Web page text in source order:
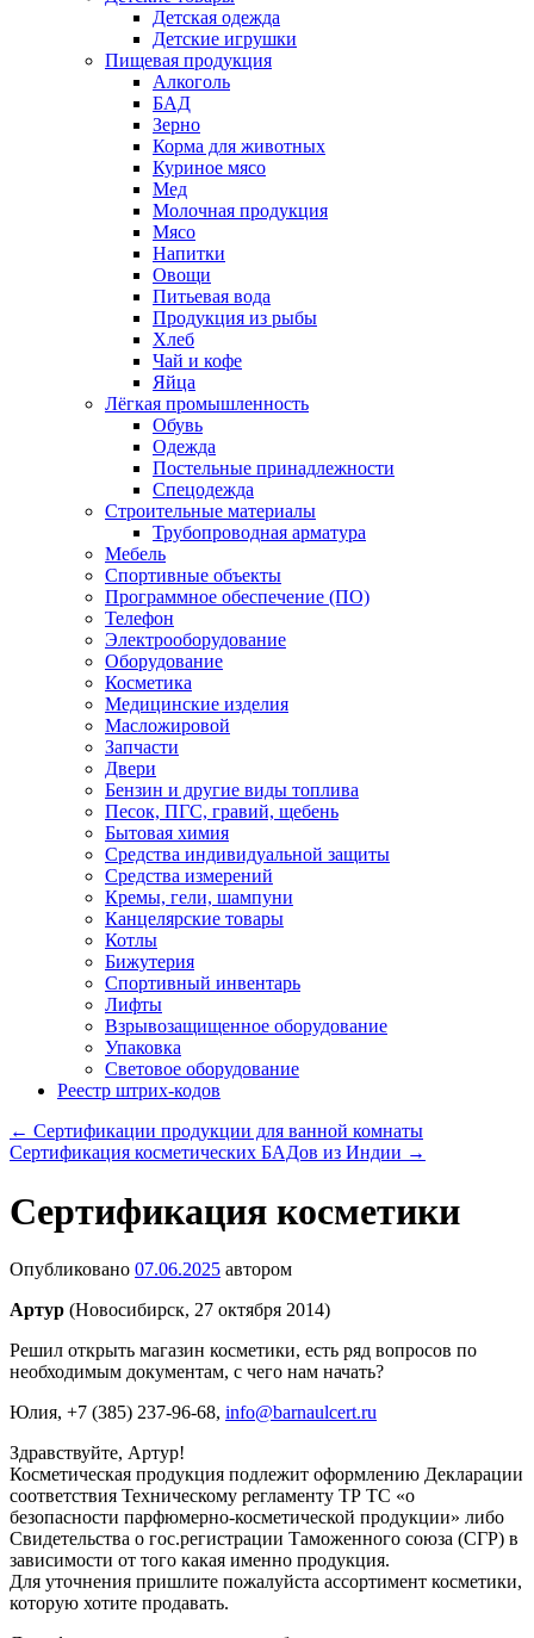
Детская одежда
Детские игрушки
Пищевая продукция
Алкоголь
БАД
Зерно
Корма для животных
Куриное мясо
Мед
Молочная продукция
Мясо
Напитки
Овощи
Питьевая вода
Продукция из рыбы
Хлеб
Чай и кофе
Яйца
Лёгкая промышленность
Обувь
Одежда
Постельные принадлежности
Спецодежда
Строительные материалы
Трубопроводная арматура
Мебель
Спортивные объекты
Программное обеспечение (ПО)
Телефон
Электрооборудование
Оборудование
Косметика
Медицинские изделия
Масложировой
Запчасти
Двери
Бензин и другие виды топлива
Песок, ПГС, гравий, щебень
Бытовая химия
Средства индивидуальной защиты
Средства измерений
Кремы, гели, шампуни
Канцелярские товары
Котлы
Бижутерия
Спортивный инвентарь
Лифты
Взрывозащищенное оборудование
Упаковка
Световое оборудование
Реестр штрих-кодов
← Сертификации продукции для ванной комнаты
Сертификация косметических БАДов из Индии →
Сертификация косметики
Опубликовано 07.06.2025 автором
Артур (Новосибирск, 27 октября 2014)
Решил открыть магазин косметики, есть ряд вопросов по
необходимым документам, с чего нам начать?
Юлия, +7 (385) 237-96-68, info@barnaulcert.ru
Здравствуйте, Артур!
Косметическая продукция подлежит оформлению Декларации
соответствия Техническому регламенту ТР ТС «о
безопасности парфюмерно-косметической продукции» либо
Свидетельства о гос.регистрации Таможенного союза (СГР) в
зависимости от того какая именно продукция.
Для уточнения пришлите пожалуйста ассортимент косметики,
которую хотите продавать.